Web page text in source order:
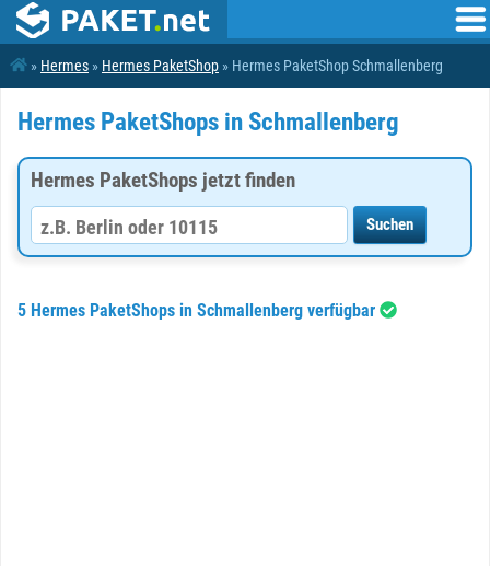
» Hermes » Hermes PaketShop » Hermes PaketShop Schmallenberg
Hermes PaketShops in Schmallenberg
Hermes PaketShops jetzt finden
5 Hermes PaketShops in Schmallenberg verfügbar